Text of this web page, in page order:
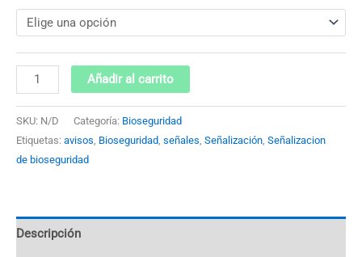
Añadir al carrito
SKU: N/D Categoría: Bioseguridad
Etiquetas: avisos, Bioseguridad, señales, Señalización, Señalizacion
de bioseguridad
Descripción